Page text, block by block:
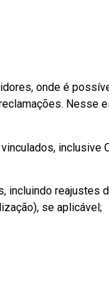
onde é
Nesse
inclusive
incluindo reajustes
se aplicável;